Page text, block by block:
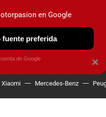
OBSERVATORIO
Xiaomi Mercedes-Benz
×
en Google
fuente preferida
de Google